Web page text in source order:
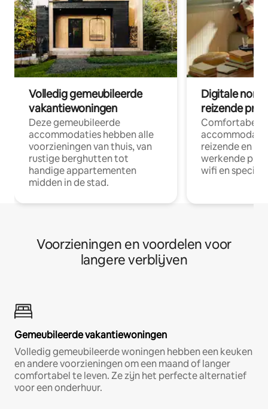
Volledig gemeubileerde
vakantiewoningen
Deze gemeubileerde
accommodaties hebben alle
voorzieningen van thuis, van
rustige berghutten tot
handige appartementen
midden in de stad.
Digitale
reizende
Comfortabele
reizende en
werkende
wifi en
Voorzieningen en voordelen voor
langere verblijven
Gemeubileerde vakantiewoningen
Volledig gemeubileerde woningen hebben een keuken
en andere voorzieningen om een maand of langer
comfortabel te leven. Ze zijn het perfecte alternatief
voor een onderhuur.